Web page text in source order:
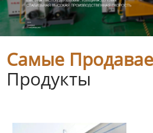
Самые
Продукты